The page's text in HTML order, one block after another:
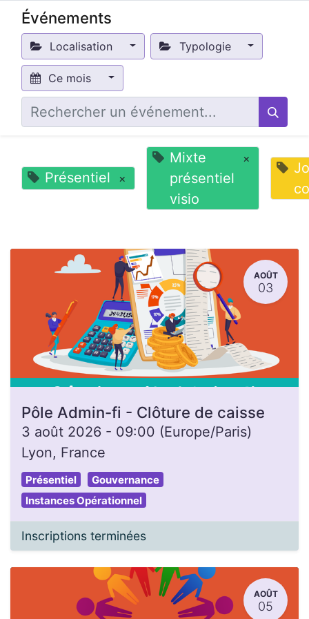
Événements
Localisation Typologie
Ce mois
Présentiel ×
Mixte
présentiel
visio
×
AOÛT
03
Pôle Admin-fi - Clôture de caisse
3 août 2026 - 09:00 (Europe/Paris)
Lyon, France
Présentiel
Gouvernance
Instances Opérationnel
Inscriptions terminées
AOÛT
05